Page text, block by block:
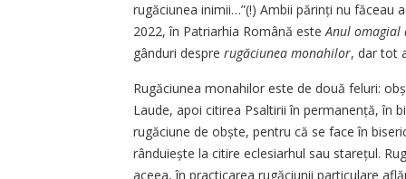
rugăciunea inimii…”(!) Ambii părinți nu făceau
2022, în Patriarhia Română esteAnul
gânduri despre rugăciunea monahilor, dar tot
Rugăciunea monahilor este de două feluri:
Laude, apoi citirea Psaltirii în permanență, în
rugăciune de obște, pentru că se face în
rânduiește la citire eclesiarhul sau starețul.
aceea, în practicarea rugăciunii particulare